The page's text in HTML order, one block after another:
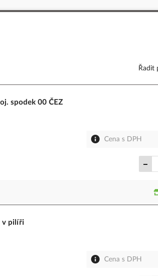
Řadit
spodek 00 ČEZ
Cena s DPH
v pilíři
Cena s DPH